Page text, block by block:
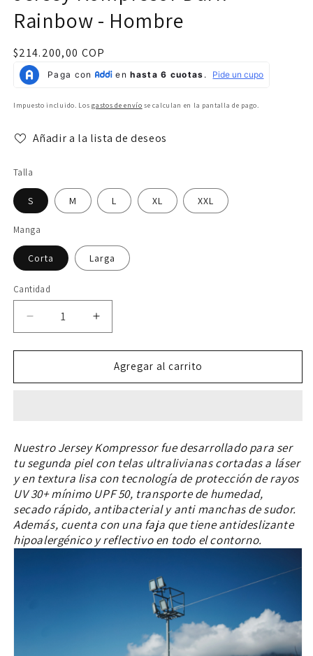
Rainbow - Hombre
Precio
habitual
$214.200,00 COP
Impuesto incluido. Losgastos de envío se calculan en la pantalla de pago.
Añadir a la lista de deseos
Talla
S M L XL XXL
Manga
Corta Larga
Cantidad
Reducir
cantidad
para
Kompresor
Aumentar
cantidad
para
Jersey
Kompresor
Agregar al carrito
Nuestro Jersey Kompressor fue desarrollado para ser
tu segunda piel con telas ultralivianas cortadas a láser
y en textura lisa con tecnología de protección de rayos
UV 30+ mínimo UPF 50, transporte de humedad,
secado rápido, antibacterial y anti manchas de sudor.
Además, cuenta con una faja que tiene antideslizante
hipoalergénico y reflectivo en todo el contorno.